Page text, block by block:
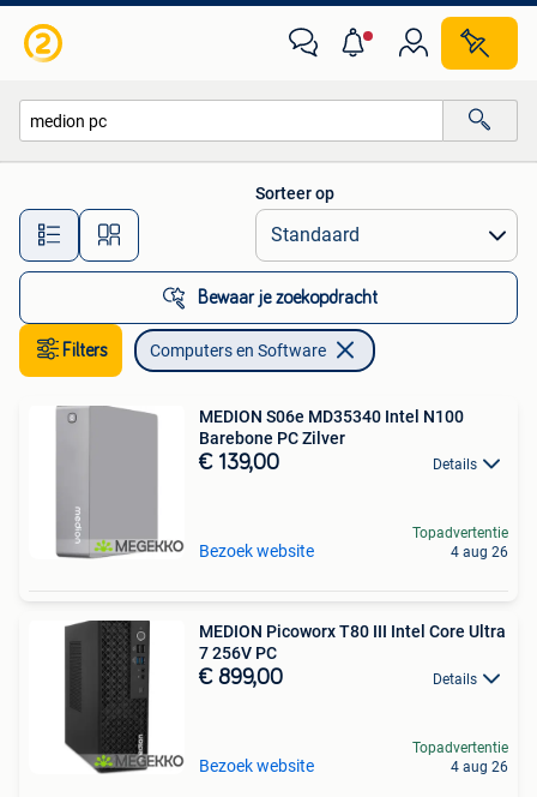
Alle afstanden…
Sorteer op
Bewaar je zoekopdracht
Filters Computers en Software
MEDION S06e MD35340 Intel N100
Barebone PC Zilver
€ 139,00 Details
Bezoek website
Topadvertentie
4 aug 26
MEDION Picoworx T80 III Intel Core Ultra
7 256V PC
€ 899,00 Details
Bezoek website
Topadvertentie
4 aug 26